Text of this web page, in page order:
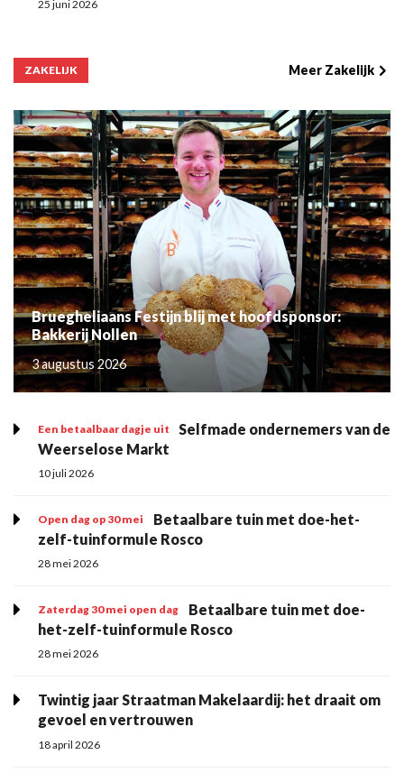
25 juni 2026
ZAKELIJK Meer Zakelijk
Bruegheliaans Festijn blij met hoofdsponsor:
Bakkerij Nollen
3 augustus 2026
Een betaalbaar dagje uit
Selfmade ondernemers van de
Weerselose Markt
10 juli 2026
Open dag op 30 mei
Betaalbare tuin met doe-het-
zelf-tuinformule Rosco
28 mei 2026
Zaterdag 30 mei open dag
Betaalbare tuin met doe-
het-zelf-tuinformule Rosco
28 mei 2026
Twintig jaar Straatman Makelaardij: het draait om
gevoel en vertrouwen
18 april 2026